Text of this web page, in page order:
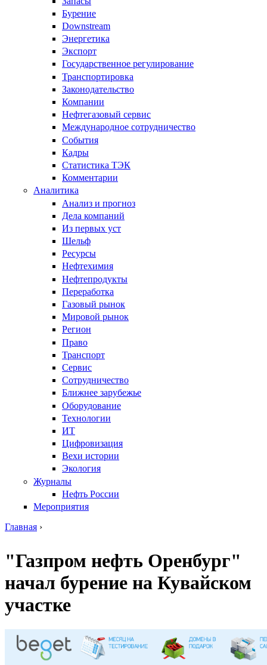
Бурение
Downstream
Энергетика
Экспорт
Государственное регулирование
Транспортировка
Законодательство
Компании
Нефтегазовый сервис
Международное сотрудничество
События
Кадры
Статистика ТЭК
Комментарии
Аналитика
Анализ и прогноз
Дела компаний
Из первых уст
Шельф
Ресурсы
Нефтехимия
Нефтепродукты
Переработка
Газовый рынок
Мировой рынок
Регион
Право
Транспорт
Сервис
Сотрудничество
Ближнее зарубежье
Оборудование
Технологии
ИТ
Цифровизация
Вехи истории
Экология
Журналы
Нефть России
Мероприятия
Главная ›
"Газпром нефть Оренбург"
начал бурение на Кувайском
участке